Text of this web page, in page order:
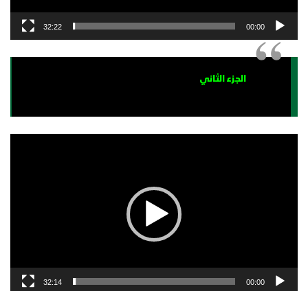
00:00
32:22
الجزء الثاني
00:00
32:14